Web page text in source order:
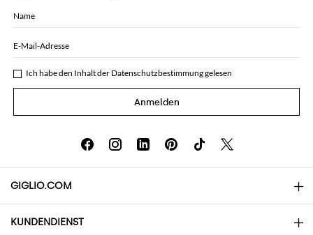
Name
E-Mail-Adresse
Ich habe den Inhalt der Datenschutzbestimmunggelesen
Anmelden
GIGLIO.COM
Über uns
KUNDENDIENST